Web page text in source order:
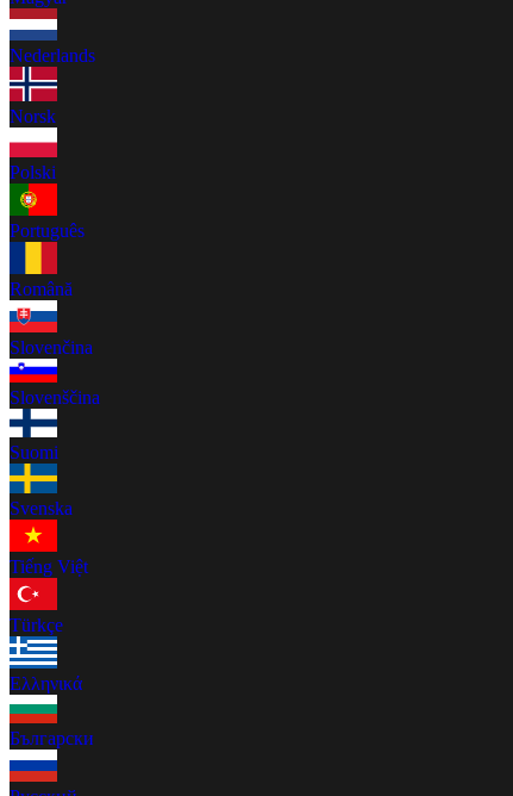
Nederlands
Norsk
Polski
Português
Română
Slovenčina
Slovenščina
Suomi
Svenska
Tiếng Việt
Türkçe
Ελληνικά
Български